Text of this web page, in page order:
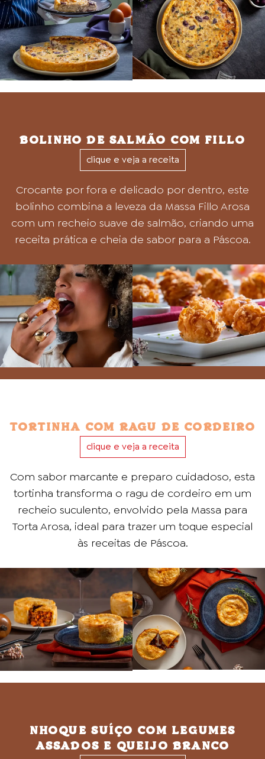
BOLINHO DE SALMÃO COM FILLO
clique e veja a receita
Crocante por fora e delicado por dentro, este
bolinho combina a leveza da Massa Fillo Arosa
com um recheio suave de salmão, criando uma
receita prática e cheia de sabor para a Páscoa.
TORTINHA COM RAGU DE CORDEIRO
clique e veja a receita
Com sabor marcante e preparo cuidadoso, esta
tortinha transforma o ragu de cordeiro em um
recheio suculento, envolvido pela Massa para
Torta Arosa, ideal para trazer um toque especial
às receitas de Páscoa.
NHOQUE SUÍÇO COM LEGUMES
ASSADOS E QUEIJO BRANCO